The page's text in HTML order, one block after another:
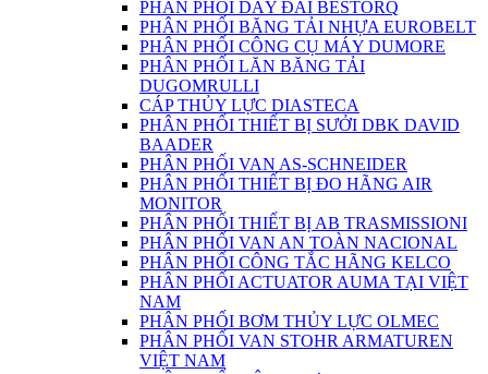
PHÂN PHỐI DÂY ĐAI BESTORQ
PHÂN PHỐI BĂNG TẢI NHỰA EUROBELT
PHÂN PHỐI CÔNG CỤ MÁY DUMORE
PHÂN PHỐI LĂN BĂNG TẢI
DUGOMRULLI
CÁP THỦY LỰC DIASTECA
PHÂN PHỐI THIẾT BỊ SƯỞI DBK DAVID
BAADER
PHÂN PHỐI VAN AS-SCHNEIDER
PHÂN PHỐI THIẾT BỊ ĐO HÃNG AIR
MONITOR
PHÂN PHỐI THIẾT BỊ AB TRASMISSIONI
PHÂN PHỐI VAN AN TOÀN NACIONAL
PHÂN PHỐI CÔNG TẮC HÃNG KELCO
PHÂN PHỐI ACTUATOR AUMA TẠI VIỆT
NAM
PHÂN PHỐI BƠM THỦY LỰC OLMEC
PHÂN PHỐI VAN STOHR ARMATUREN
VIỆT NAM